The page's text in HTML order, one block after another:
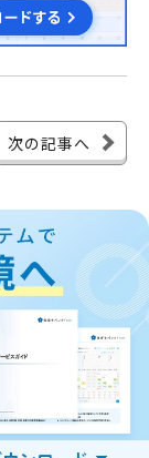
次の記事へ